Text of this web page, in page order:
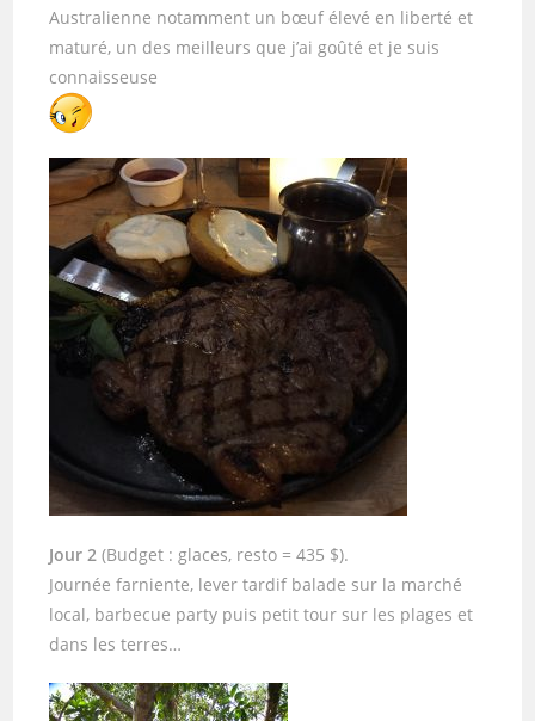
Australienne notamment un bœuf élevé en liberté et
maturé, un des meilleurs que j’ai goûté et je suis
connaisseuse
Jour 2 (Budget : glaces, resto = 435 $).
Journée farniente, lever tardif balade sur la marché
local, barbecue party puis petit tour sur les plages et
dans les terres…